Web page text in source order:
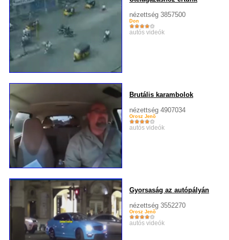
nézettség 3857500
Don
autós videók
Brutális karambolok
nézettség 4907034
Orosz Jenõ
autós videók
Gyorsaság az autópályán
nézettség 3552270
Orosz Jenõ
autós videók